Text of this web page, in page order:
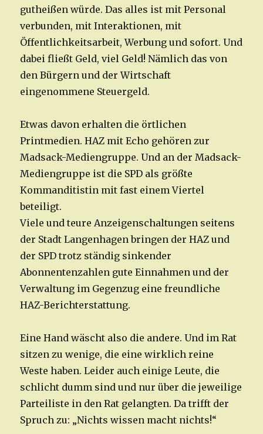
gutheißen würde. Das alles ist mit Personal
verbunden, mit Interaktionen, mit
Öffentlichkeitsarbeit, Werbung und sofort. Und
dabei fließt Geld, viel Geld! Nämlich das von
den Bürgern und der Wirtschaft
eingenommene Steuergeld.
Etwas davon erhalten die örtlichen
Printmedien. HAZ mit Echo gehören zur
Madsack-Mediengruppe. Und an der Madsack-
Mediengruppe ist die SPD als größte
Kommanditistin mit fast einem Viertel
beteiligt.
Viele und teure Anzeigenschaltungen seitens
der Stadt Langenhagen bringen der HAZ und
der SPD trotz ständig sinkender
Abonnentenzahlen gute Einnahmen und der
Verwaltung im Gegenzug eine freundliche
HAZ-Berichterstattung.
Eine Hand wäscht also die andere. Und im Rat
sitzen zu wenige, die eine wirklich reine
Weste haben. Leider auch einige Leute, die
schlicht dumm sind und nur über die jeweilige
Parteiliste in den Rat gelangten. Da trifft der
Spruch zu: „Nichts wissen macht nichts!“